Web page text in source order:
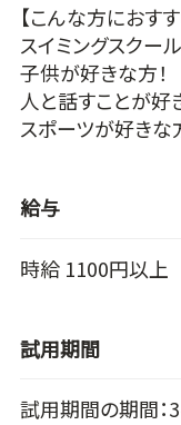
【こんな方におすす
スイミングスクー
子供が好きな方！
人と話すことが好
スポーツが好きな
給与
時給 1100円以上
試用期間
試用期間の期間：